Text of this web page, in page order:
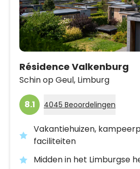
Résidence Valkenburg
Schin op Geul, Limburg
8.1 4045 Beoordelingen
Vakantiehuizen,
faciliteiten
Midden in het Limburgse